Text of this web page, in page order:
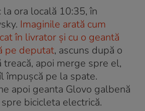
ora locală 10:35, în
Imaginile arată cum
în livrator și cu o geantă
pe deputat, ascuns după o
treacă, apoi merge spre el,
împușcă pe la spate.
apoi geanta Glovo galbenă
bicicleta electrică.